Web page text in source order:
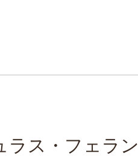
ラス・フェラン